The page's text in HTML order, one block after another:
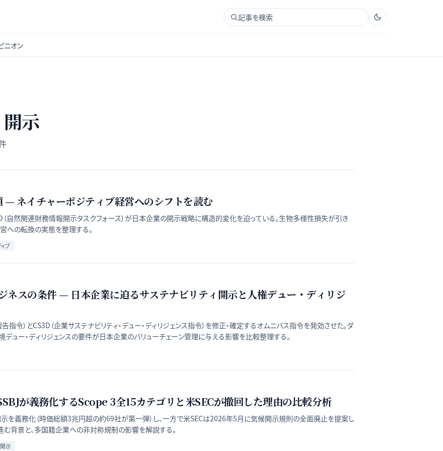
記事を検索
ニオン
示
ネイチャーポジティブ経営へのシフトを読む
自然関連財務情報開示タスクフォース）が日本企業の開示戦略に構造的変化を迫っている。生物多様性損失が引き
への転換の実態を整理する。
ブ
ネスの条件 — 日本企業に迫るサステナビリティ開示と人権デュー・ディリジ
指令）とCS3D（企業サステナビリティ・デュー・ディリジェンス指令）を修正・確定するオムニバス指令を発効させた。ダ
デュー・ディリジェンスの要件が日本企業のバリューチェーン管理に与える影響を比較整理する。
が義務化するScope 3全15カテゴリと米SECが撤回した理由の比較分析
を義務化（時価総額3兆円超の約69社が第一弾）し、一方で米SECは2026年5月に気候開示規則の全面廃止を提案し
背景と、多国籍企業への非対称規制の影響を解説する。
示